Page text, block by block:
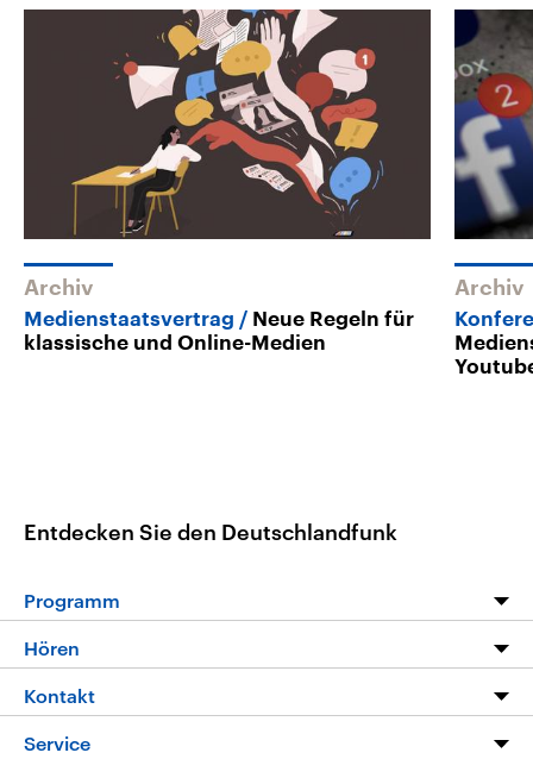
Archiv
Medienstaatsvertrag
Neue Regeln für
klassische und Online-Medien
Archiv
Entdecken Sie den Deutschlandfunk
Programm
Programm
Die Nachrichten
Hören
Livestream
Kontakt
Hörerservice
Service